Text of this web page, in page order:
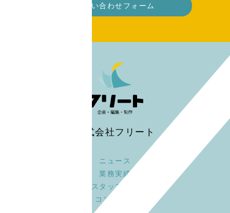
お問い合わせフォーム
株式会社フリート
ニュース
業務実績
スタッフ募集
コンセプト